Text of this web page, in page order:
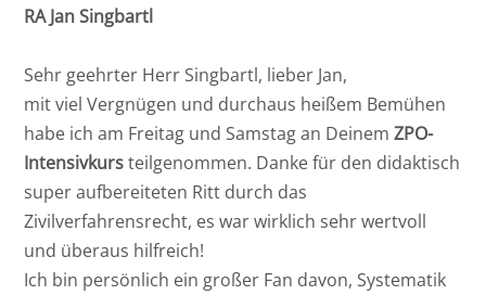
RA Jan Singbartl
Sehr geehrter Herr Singbartl, lieber Jan,
mit viel Vergnügen und durchaus heißem Bemühen
habe ich am Freitag und Samstag an Deinem ZPO-
Intensivkursteilgenommen. Danke für den didaktisch
super aufbereiteten Ritt durch das
Zivilverfahrensrecht, es war wirklich sehr wertvoll
und überaus hilfreich!
Ich bin persönlich ein großer Fan davon, Systematik